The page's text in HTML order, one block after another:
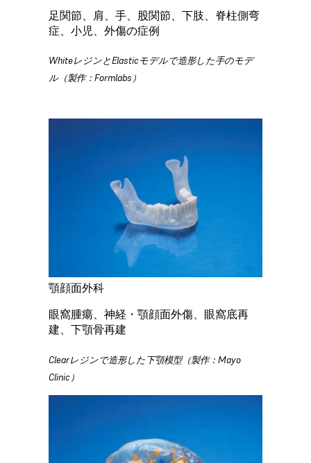
足関節、肩、手、股関節、下肢、脊柱側弯
症、小児、外傷の症例
WhiteレジンとElasticモデルで造形した手のモデ
ル（製作：Formlabs）
顎顔面外科
眼窩腫瘍、神経・顎顔面外傷、眼窩底再
建、下顎骨再建
Clearレジンで造形した下顎模型（製作：Mayo
Clinic）